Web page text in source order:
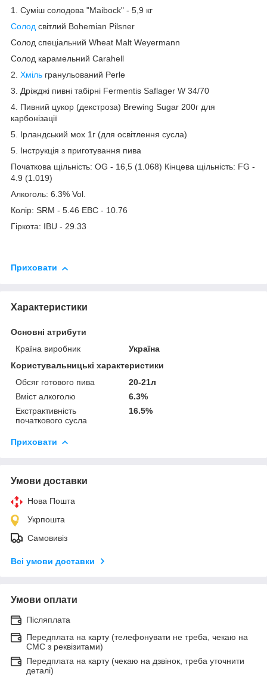
1. Суміш солодова "Maibock" - 5,9 кг
Солод світлий Bohemian Pilsner
Солод спеціальний Wheat Malt Weyermann
Солод карамельний Carahell
2. Хміль гранульований Perle
3. Дріжджі пивні табірні Fermentis Saflager W 34/70
4. Пивний цукор (декстроза) Brewing Sugar 200г для
карбонізації
5. Ірландський мох 1г (для освітлення сусла)
5. Інструкція з приготування пива
Початкова щільність: OG - 16,5 (1.068) Кінцева щільність: FG -
4.9 (1.019)
Алкоголь: 6.3% Vol.
Колір: SRM - 5.46 EBC - 10.76
Гіркота: IBU - 29.33
Приховати
Характеристики
Основні атрибути
Країна виробник
Україна
Користувальницькі характеристики
Обсяг готового пива
20-21л
Вміст алкоголю
6.3%
Екстрактивність
початкового сусла
16.5%
Приховати
Умови доставки
Нова Пошта
Укрпошта
Самовивіз
Всі умови доставки
Умови оплати
Післяплата
Передплата на карту (телефонувати не треба, чекаю на
СМС з реквізитами)
Передплата на карту (чекаю на дзвінок, треба уточнити
деталі)